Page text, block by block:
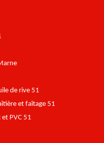
de rive 51
et faîtage 51
PVC 51